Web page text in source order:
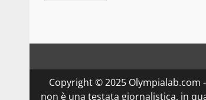
Copyright © 2025 Olympialab.com
non è una testata giornalistica, in